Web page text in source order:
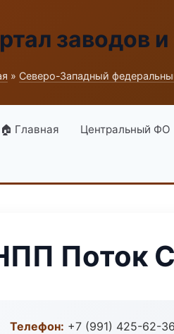
заводов
» Северо-Западный
🏠 Главная Центральный ФО
Поток
Телефон: +7 (991) 425-62-36